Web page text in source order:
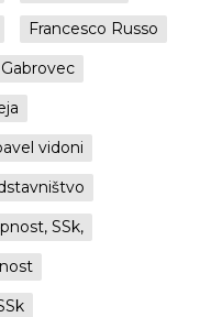
Francesco Russo
vidoni
SSk,